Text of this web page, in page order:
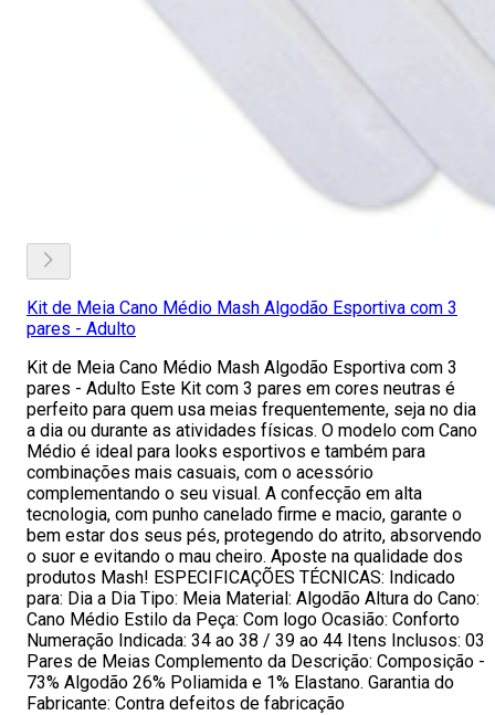
Kit de Meia Cano Médio Mash Algodão Esportiva com 3
pares - Adulto
Kit de Meia Cano Médio Mash Algodão Esportiva com 3
pares - Adulto Este Kit com 3 pares em cores neutras é
perfeito para quem usa meias frequentemente, seja no dia
a dia ou durante as atividades físicas. O modelo com Cano
Médio é ideal para looks esportivos e também para
combinações mais casuais, com o acessório
complementando o seu visual. A confecção em alta
tecnologia, com punho canelado firme e macio, garante o
bem estar dos seus pés, protegendo do atrito, absorvendo
o suor e evitando o mau cheiro. Aposte na qualidade dos
produtos Mash! ESPECIFICAÇÕES TÉCNICAS: Indicado
para: Dia a Dia Tipo: Meia Material: Algodão Altura do Cano:
Cano Médio Estilo da Peça: Com logo Ocasião: Conforto
Numeração Indicada: 34 ao 38 / 39 ao 44 Itens Inclusos: 03
Pares de Meias Complemento da Descrição: Composição -
73% Algodão 26% Poliamida e 1% Elastano. Garantia do
Fabricante: Contra defeitos de fabricação